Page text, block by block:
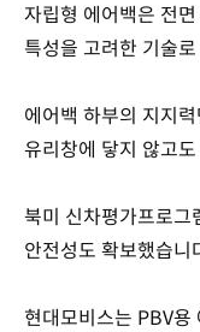
자립형 에어백은 전
특성을 고려한 기술로
에어백 하부의 지지
유리창에 닿지 않고
북미 신차평가프로그
안전성도 확보했습니
현대모비스는 PBV용